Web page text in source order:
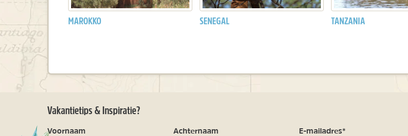
MAROKKO SENEGAL TANZANIA
Vakantietips & Inspiratie?
Voornaam Achternaam E-mailadres*